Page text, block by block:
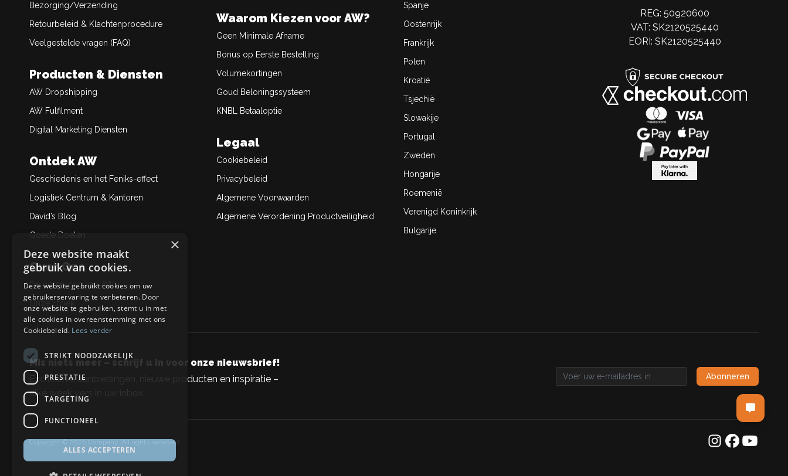
Bezorging/Verzending
Retourbeleid & Klachtenprocedure
Veelgestelde vragen (FAQ)
Producten & Diensten
AW Dropshipping
AW Fulfilment
Digital Marketing Diensten
Ontdek AW
Geschiedenis en het Feniks-effect
Logistiek Centrum & Kantoren
David’s Blog
Goede Doelen
Over Ons
De oorsprong van AW
Waarom Kiezen voor AW?
Geen Minimale Afname
Bonus op Eerste Bestelling
Volumekortingen
Goud Beloningssysteem
KNBL Betaaloptie
Legaal
Cookiebeleid
Privacybeleid
Algemene Voorwaarden
Algemene Verordening Productveiligheid
Spanje
Oostenrijk
Frankrijk
Polen
Kroatië
Tsjechië
Slowakije
Portugal
Zweden
Hongarije
Roemenië
Verenigd Koninkrijk
Bulgarije
REG: 50920600
VAT: SK2120525440
EORI: SK2120525440
Mis niets meer – schrijf u in voor onze nieuwsbrief!
Exclusieve aanbiedingen, nieuwe producten en inspiratie –
elke week vers in uw inbox.
Email address
Abonneren
Copyright © 2026 Company, All rights reserved.
×
Deze website maakt
gebruik van cookies.
Deze website gebruikt cookies om uw
gebruikerservaring te verbeteren. Door
onze website te gebruiken, stemt u in met
alle cookies in overeenstemming met ons
Cookiebeleid. Lees verder
STRIKT NOODZAKELIJK
PRESTATIE
TARGETING
FUNCTIONEEL
ALLES ACCEPTEREN